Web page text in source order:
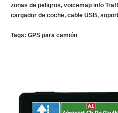
zonas de peligros, voicemap info
cargador de coche, cable USB,
Tags: GPS para camión